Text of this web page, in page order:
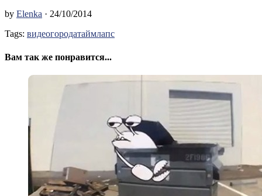
by Elenka · 24/10/2014
Tags: видеогородатаймлапс
Вам так же понравится...